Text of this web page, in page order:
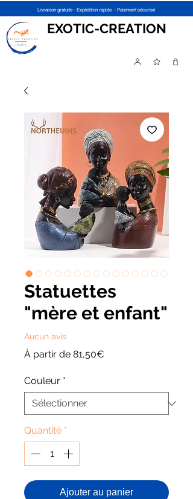
Livraison gratuite - Expédition rapide - Paiement sécurisé
EXOTIC-CREATION
Statuettes
"mère et enfant"
Aucun avis
À partir de 81,50€
Couleur *
Quantité *
Ajouter au panier